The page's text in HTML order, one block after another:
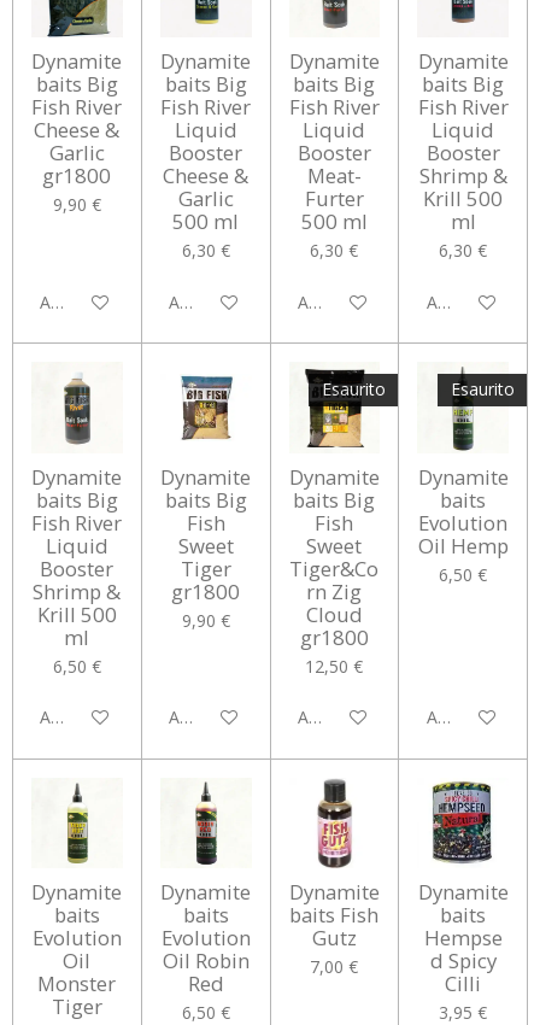
Dynamite
baits Big
Fish River
Cheese &
Garlic
gr1800
9,90 €
Aggiungi al carrello
Dynamite
baits Big
Fish River
Liquid
Booster
Cheese &
Garlic
500 ml
6,30 €
Avvisami quando disponibile
Dynamite
baits Big
Fish River
Liquid
Booster
Meat-
Furter
500 ml
6,30 €
Aggiungi al carrello
Dynamite
baits Big
Fish River
Liquid
Booster
Shrimp &
Krill 500
ml
6,30 €
Aggiungi al
Dynamite
baits Big
Fish River
Liquid
Booster
Shrimp &
Krill 500
ml
6,50 €
Aggiungi al carrello
Dynamite
baits Big
Fish
Sweet
Tiger
gr1800
9,90 €
Aggiungi al carrello
Esaurito
Dynamite
baits Big
Fish
Sweet
Tiger&Co
rn Zig
Cloud
gr1800
12,50 €
Avvisami quando disponibile
Esaurito
Dynamite
baits
Evolution
Oil Hemp
6,50 €
Avvisami
Dynamite
baits
Evolution
Oil
Monster
Tiger
Dynamite
baits
Evolution
Oil Robin
Red
6,50 €
Dynamite
baits Fish
Gutz
7,00 €
Dynamite
baits
Hempse
d Spicy
Cilli
3,95 €